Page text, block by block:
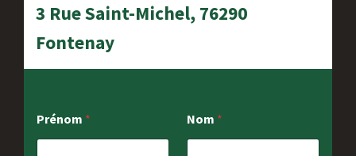
3 Rue Saint-Michel, 76290
Fontenay
-
m
Prénom * Nom *